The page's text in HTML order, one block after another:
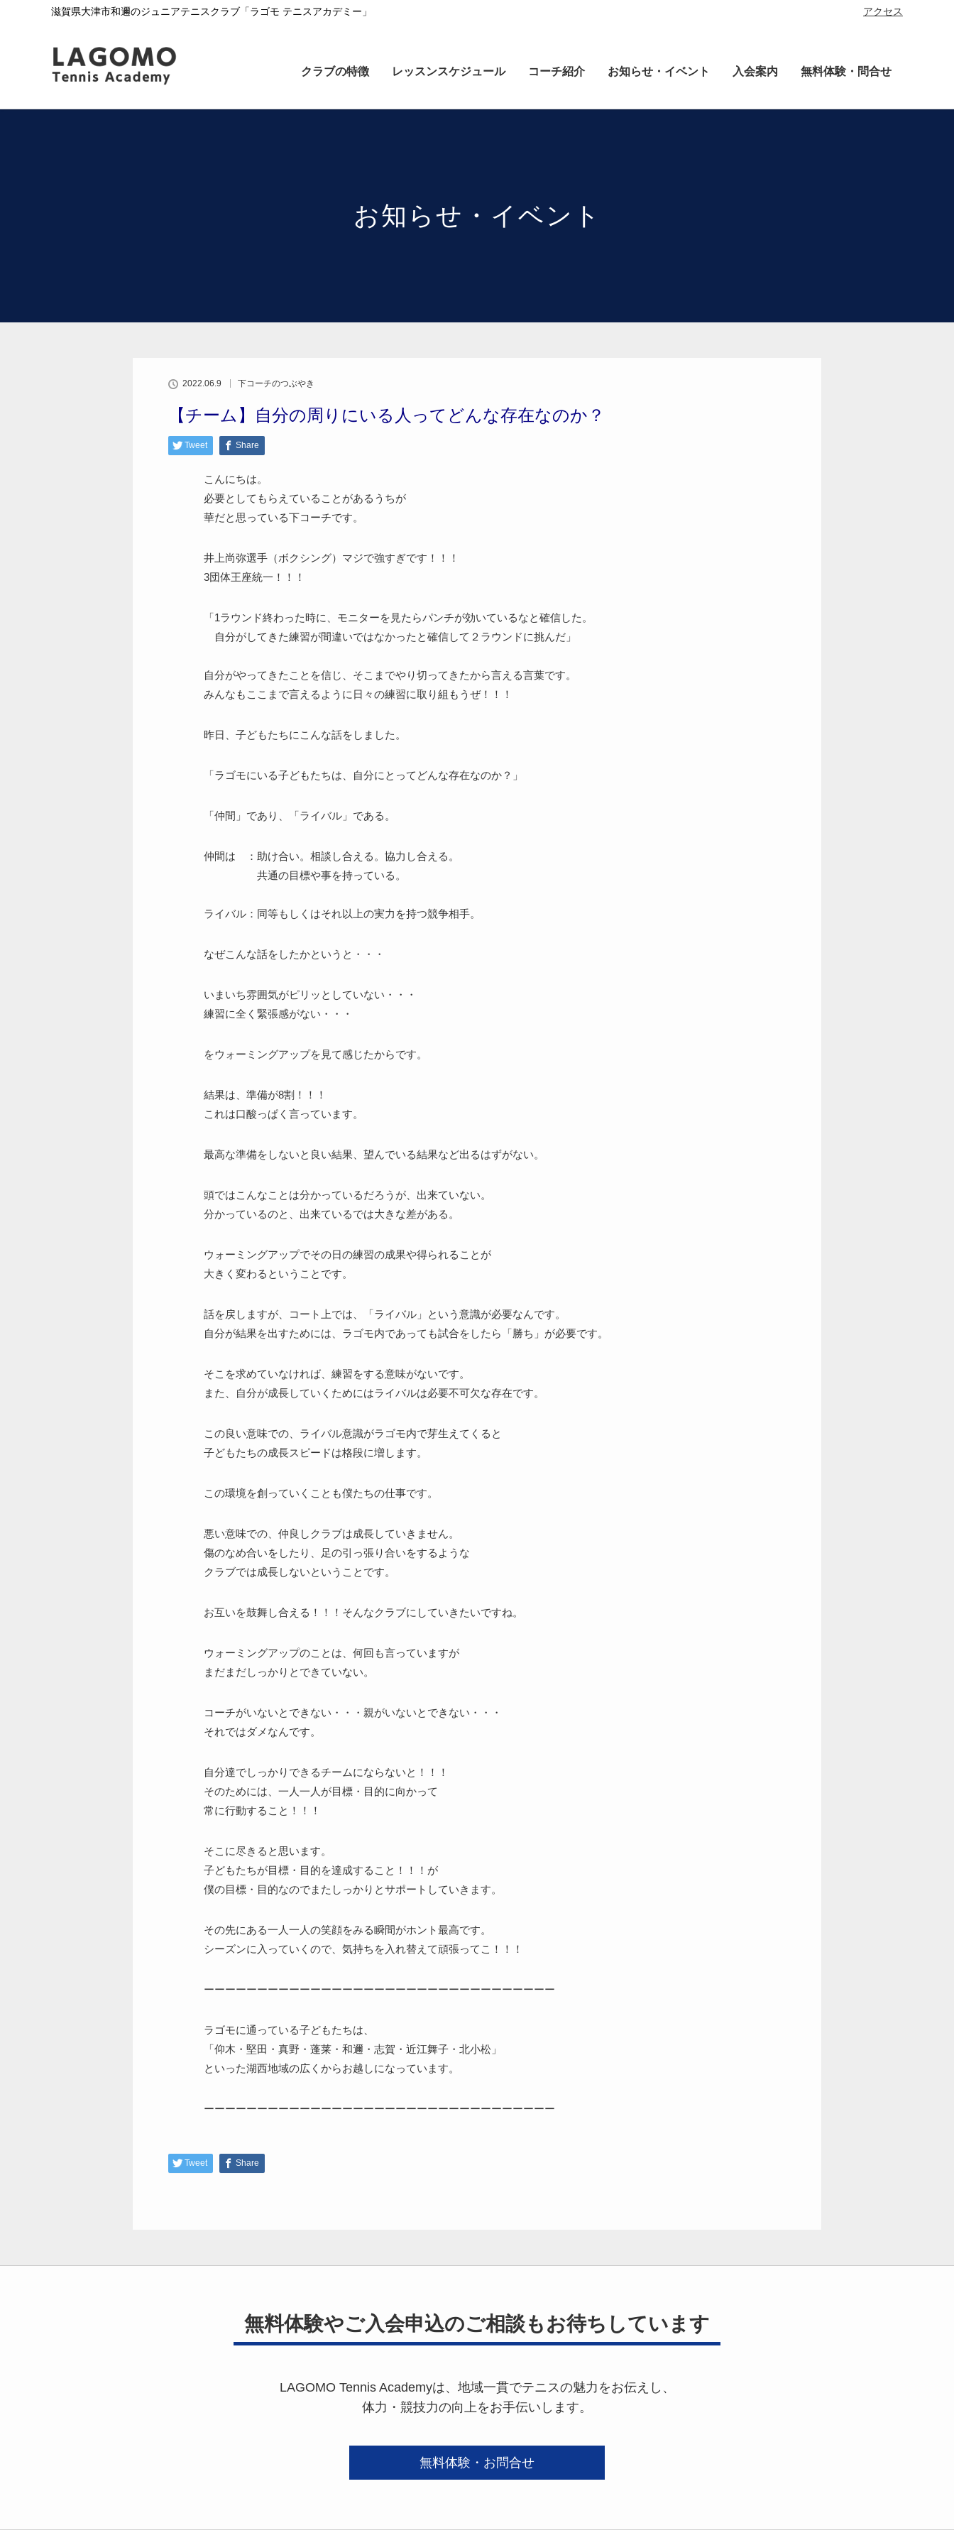
滋賀県大津市和邇のジュニアテニスクラブ「ラゴモ テニスアカデミー」 アクセス
クラブの特徴 レッスンスケジュール コーチ紹介 お知らせ・イベント 入会案内 無料体験・問合せ
お知らせ・イベント
2022.06.9 下コーチのつぶやき
【チーム】自分の周りにいる人ってどんな存在なのか？
Tweet Share
こんにちは。
必要としてもらえていることがあるうちが
華だと思っている下コーチです。
井上尚弥選手（ボクシング）マジで強すぎです！！！
3団体王座統一！！！
「1ラウンド終わった時に、モニターを見たらパンチが効いているなと確信した。
自分がしてきた練習が間違いではなかったと確信して２ラウンドに挑んだ」
自分がやってきたことを信じ、そこまでやり切ってきたから言える言葉です。
みんなもここまで言えるように日々の練習に取り組もうぜ！！！
昨日、子どもたちにこんな話をしました。
「ラゴモにいる子どもたちは、自分にとってどんな存在なのか？」
「仲間」であり、「ライバル」である。
仲間は ：助け合い。相談し合える。協力し合える。
共通の目標や事を持っている。
ライバル：同等もしくはそれ以上の実力を持つ競争相手。
なぜこんな話をしたかというと・・・
いまいち雰囲気がピリッとしていない・・・
練習に全く緊張感がない・・・
をウォーミングアップを見て感じたからです。
結果は、準備が8割！！！
これは口酸っぱく言っています。
最高な準備をしないと良い結果、望んでいる結果など出るはずがない。
頭ではこんなことは分かっているだろうが、出来ていない。
分かっているのと、出来ているでは大きな差がある。
ウォーミングアップでその日の練習の成果や得られることが
大きく変わるということです。
話を戻しますが、コート上では、「ライバル」という意識が必要なんです。
自分が結果を出すためには、ラゴモ内であっても試合をしたら「勝ち」が必要です。
そこを求めていなければ、練習をする意味がないです。
また、自分が成長していくためにはライバルは必要不可欠な存在です。
この良い意味での、ライバル意識がラゴモ内で芽生えてくると
子どもたちの成長スピードは格段に増します。
この環境を創っていくことも僕たちの仕事です。
悪い意味での、仲良しクラブは成長していきません。
傷のなめ合いをしたり、足の引っ張り合いをするような
クラブでは成長しないということです。
お互いを鼓舞し合える！！！そんなクラブにしていきたいですね。
ウォーミングアップのことは、何回も言っていますが
まだまだしっかりとできていない。
コーチがいないとできない・・・親がいないとできない・・・
それではダメなんです。
自分達でしっかりできるチームにならないと！！！
そのためには、一人一人が目標・目的に向かって
常に行動すること！！！
そこに尽きると思います。
子どもたちが目標・目的を達成すること！！！が
僕の目標・目的なのでまたしっかりとサポートしていきます。
その先にある一人一人の笑顔をみる瞬間がホント最高です。
シーズンに入っていくので、気持ちを入れ替えて頑張ってこ！！！
ーーーーーーーーーーーーーーーーーーーーーーーーーーーーーーーーー
ラゴモに通っている子どもたちは、
「仰木・堅田・真野・蓬莱・和邇・志賀・近江舞子・北小松」
といった湖西地域の広くからお越しになっています。
ーーーーーーーーーーーーーーーーーーーーーーーーーーーーーーーーー
Tweet Share
無料体験やご入会申込のご相談もお待ちしています
LAGOMO Tennis Academyは、地域一貫でテニスの魅力をお伝えし、
体力・競技力の向上をお手伝いします。
無料体験・お問合せ